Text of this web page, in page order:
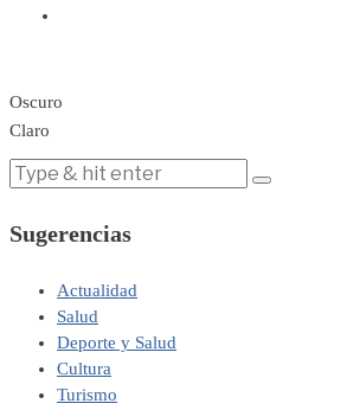
Oscuro
Claro
Sugerencias
Actualidad
Salud
Deporte y Salud
Cultura
Turismo